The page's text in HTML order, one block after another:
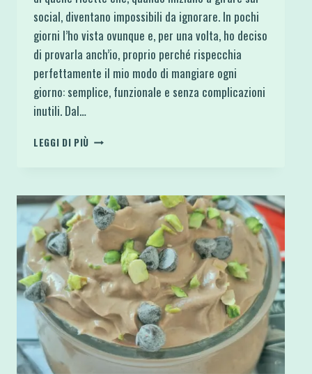
social, diventano impossibili da ignorare. In pochi
giorni l’ho vista ovunque e, per una volta, ho deciso
di provarla anch’io, proprio perché rispecchia
perfettamente il mio modo di mangiare ogni
giorno: semplice, funzionale e senza complicazioni
inutili. Dal…
LEGGI DI PIÙ CHEESECAKE
VIRALE:
PROTEICA
GUSTO
BOUNTY